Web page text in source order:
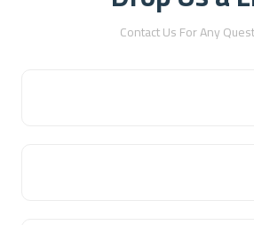
Contact Us For Any